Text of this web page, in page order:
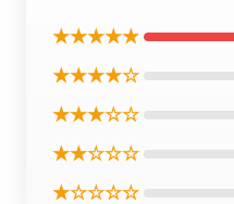
★★★★★
★★★★☆
★★★☆☆
★★☆☆☆
★☆☆☆☆